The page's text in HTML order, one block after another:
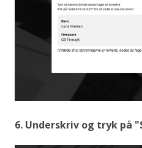
6. Underskriv og tryk på